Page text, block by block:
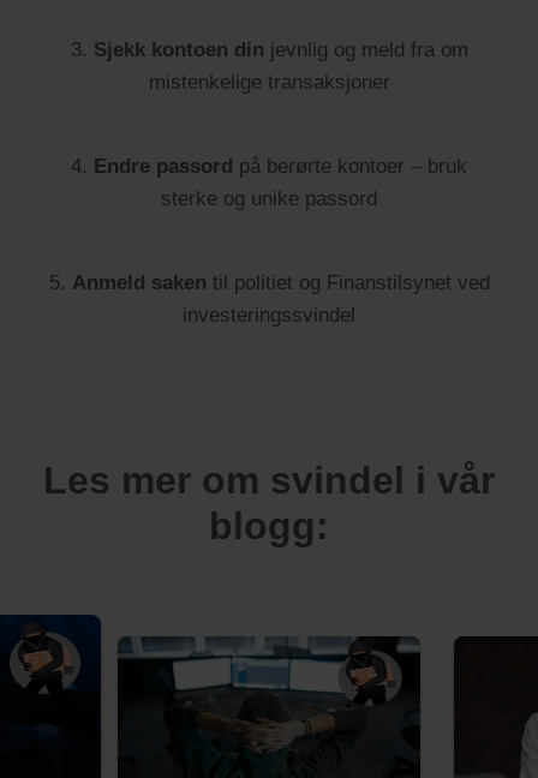
3. Sjekk kontoen din jevnlig og meld fra om
mistenkelige transaksjoner
4. Endre passord på berørte kontoer – bruk
sterke og unike passord
5. Anmeld saken til politiet og Finanstilsynet ved
investeringssvindel
Les mer om svindel i vår
blogg: